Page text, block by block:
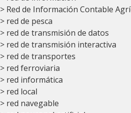
> Red de Información Contable
> red de pesca
> red de transmisión de datos
> red de transmisión interactiva
> red de transportes
> red ferroviaria
> red informática
> red local
> red navegable